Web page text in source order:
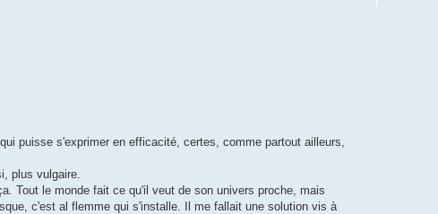
puisse s'exprimer en efficacité, certes, comme partout ailleurs,
plus vulgaire.
Tout le monde fait ce qu'il veut de son univers proche, mais
c'est al flemme qui s'installe. Il me fallait une solution vis à